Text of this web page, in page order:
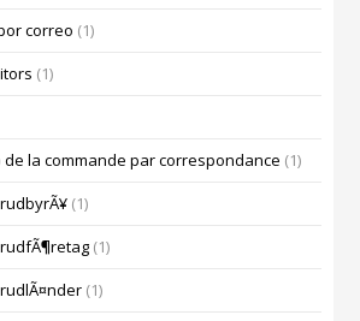
correo (1)
(1)
de la commande par correspondance (1)
(1)
(1)
(1)